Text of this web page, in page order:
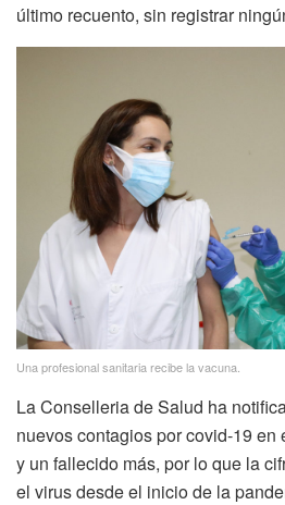
último recuento, sin registrar
Una profesional sanitaria recibe la vacuna.
La Conselleria de Salud ha
nuevos contagios por covid-19
y un fallecido más, por lo que la
el virus desde el inicio de la